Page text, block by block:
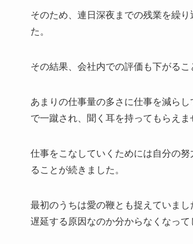
そのため、連日深夜までの残業を繰
た。
その結果、会社内での評価も下がる
あまりの仕事量の多さに仕事を減ら
で一蹴され、聞く耳を持ってもらえま
仕事をこなしていくためには自分の
ることが続きました。
最初のうちは愛の鞭とも捉えていま
遅延する原因なのか分からなくなって